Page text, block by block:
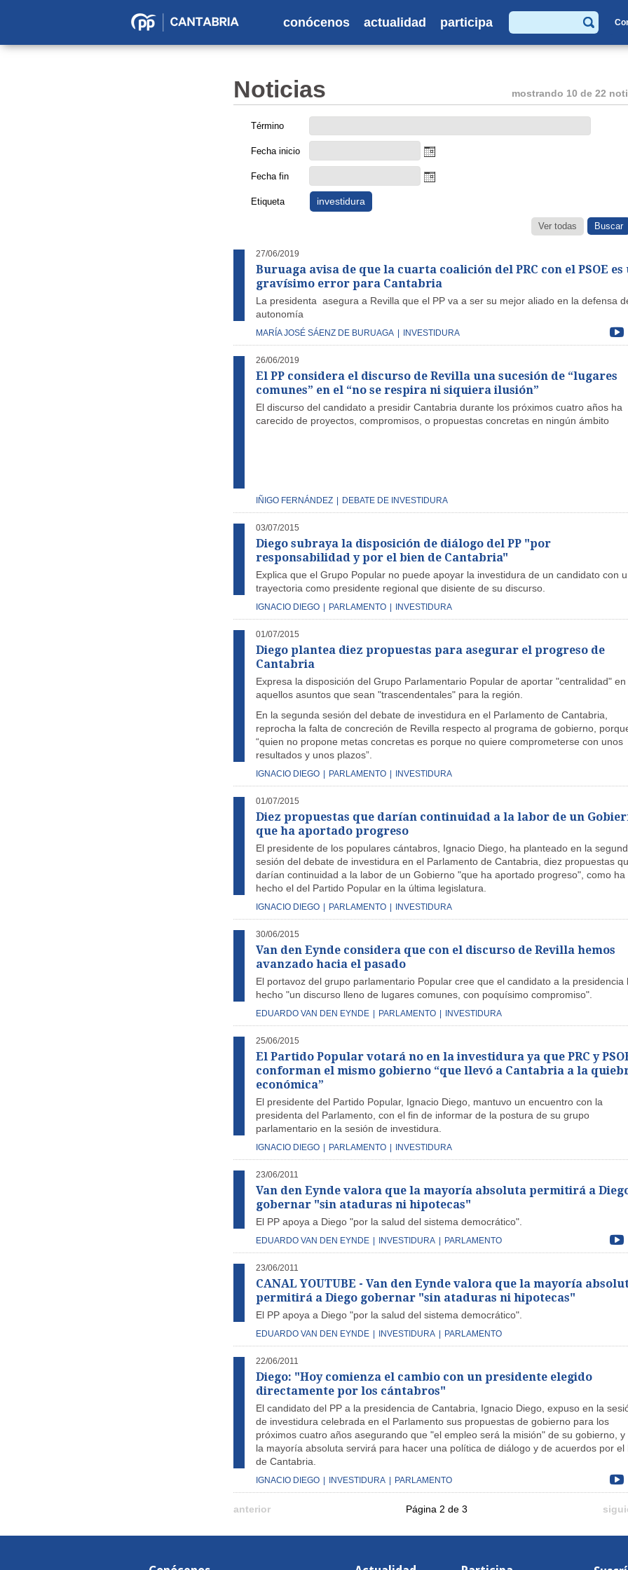
Partido
conócenos actualidad participa
Buscar
Noticias mostrando 10 de 22
Término
Fecha inicio
Fecha fin
Etiqueta investidura
Ver todas
27/06/2019
Buruaga avisa de que la cuarta coalición del PRC con el PSOE es
gravísimo error para Cantabria
La presidenta asegura a Revilla que el PP va a ser su mejor aliado en la defensa
autonomía
MARÍA JOSÉ SÁENZ DE BURUAGA INVESTIDURA
26/06/2019
El PP considera el discurso de Revilla una sucesión de “lugares
comunes” en el “no se respira ni siquiera ilusión”
El discurso del candidato a presidir Cantabria durante los próximos cuatro años ha
carecido de proyectos, compromisos, o propuestas concretas en ningún ámbito
IÑIGO FERNÁNDEZ DEBATE DE INVESTIDURA
03/07/2015
Diego subraya la disposición de diálogo del PP "por
responsabilidad y por el bien de Cantabria"
Explica que el Grupo Popular no puede apoyar la investidura de un candidato con
trayectoria como presidente regional que disiente de su discurso.
IGNACIO DIEGO PARLAMENTO INVESTIDURA
01/07/2015
Diego plantea diez propuestas para asegurar el progreso de
Cantabria
Expresa la disposición del Grupo Parlamentario Popular de aportar "centralidad" en
aquellos asuntos que sean "trascendentales" para la región.
En la segunda sesión del debate de investidura en el Parlamento de Cantabria,
reprocha la falta de concreción de Revilla respecto al programa de gobierno,
“quien no propone metas concretas es porque no quiere comprometerse con unos
resultados y unos plazos”.
IGNACIO DIEGO PARLAMENTO INVESTIDURA
01/07/2015
Diez propuestas que darían continuidad a la labor de un
que ha aportado progreso
El presidente de los populares cántabros, Ignacio Diego, ha planteado en la
sesión del debate de investidura en el Parlamento de Cantabria, diez propuestas
darían continuidad a la labor de un Gobierno "que ha aportado progreso", como ha
hecho el del Partido Popular en la última legislatura.
IGNACIO DIEGO PARLAMENTO INVESTIDURA
30/06/2015
Van den Eynde considera que con el discurso de Revilla hemos
avanzado hacia el pasado
El portavoz del grupo parlamentario Popular cree que el candidato a la presidencia
hecho "un discurso lleno de lugares comunes, con poquísimo compromiso".
EDUARDO VAN DEN EYNDE PARLAMENTO INVESTIDURA
25/06/2015
El Partido Popular votará no en la investidura ya que PRC y
conforman el mismo gobierno “que llevó a Cantabria a la
económica”
El presidente del Partido Popular, Ignacio Diego, mantuvo un encuentro con la
presidenta del Parlamento, con el fin de informar de la postura de su grupo
parlamentario en la sesión de investidura.
IGNACIO DIEGO PARLAMENTO INVESTIDURA
23/06/2011
Van den Eynde valora que la mayoría absoluta permitirá a
gobernar "sin ataduras ni hipotecas"
El PP apoya a Diego "por la salud del sistema democrático".
EDUARDO VAN DEN EYNDE INVESTIDURA PARLAMENTO
23/06/2011
CANAL YOUTUBE - Van den Eynde valora que la mayoría
permitirá a Diego gobernar "sin ataduras ni hipotecas"
El PP apoya a Diego "por la salud del sistema democrático".
EDUARDO VAN DEN EYNDE INVESTIDURA PARLAMENTO
22/06/2011
Diego: "Hoy comienza el cambio con un presidente elegido
directamente por los cántabros"
El candidato del PP a la presidencia de Cantabria, Ignacio Diego, expuso en la
de investidura celebrada en el Parlamento sus propuestas de gobierno para los
próximos cuatro años asegurando que "el empleo será la misión" de su gobierno, y
la mayoría absoluta servirá para hacer una política de diálogo y de acuerdos por el
de Cantabria.
IGNACIO DIEGO INVESTIDURA PARLAMENTO
anterior Página 2 de 3